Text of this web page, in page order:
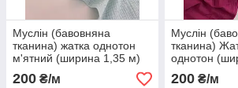
Муслін (бавовняна
тканина) жатка однотон
м'ятний (ширина 1,35 м)
(30)
200 ₴/м
Муслін
тканина)
однотон
(24)
200₴/м